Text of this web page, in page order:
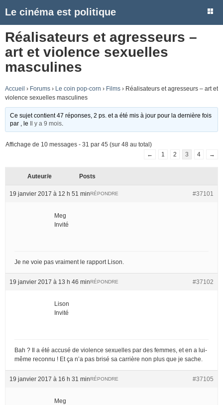
Le cinéma est politique
Réalisateurs et agresseurs –
art et violence sexuelles
masculines
Accueil › Forums › Le coin pop-corn › Films › Réalisateurs et agresseurs – art et
violence sexuelles masculines
Ce sujet contient 47 réponses, 2 ps. et a été mis à jour pour la dernière fois
par
, le Il y a 9 mois
Affichage de 10 messages - 31 par 45 (sur 48 au total)
←
1 2 3 4 →
Auteur/e Posts
19 janvier 2017 à 12 h 51 min #37101
RÉPONDRE
Meg
Invité
Je ne voie pas vraiment le rapport Lison.
19 janvier 2017 à 13 h 46 min #37102
RÉPONDRE
Lison
Invité
Bah ? Il a été accusé de violence sexuelles par des femmes, et en a lui-
même reconnu ! Et ça n’a pas brisé sa carrière non plus que je sache.
19 janvier 2017 à 16 h 31 min #37105
RÉPONDRE
Meg